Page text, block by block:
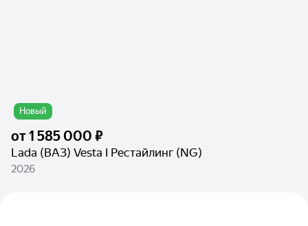
Новый
от1 585 000 ₽
Lada (ВАЗ) Vesta I Рестайлинг (NG)
2026